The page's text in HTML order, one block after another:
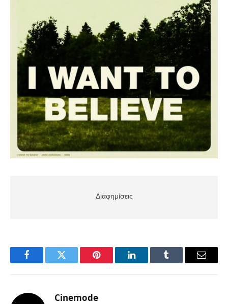
Διαφημίσεις
FacebookTwitter Pinterest LinkedInTumblr Email
Cinemode